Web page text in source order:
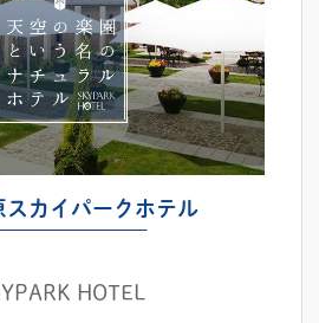
スカイパークホテル
HOTEL